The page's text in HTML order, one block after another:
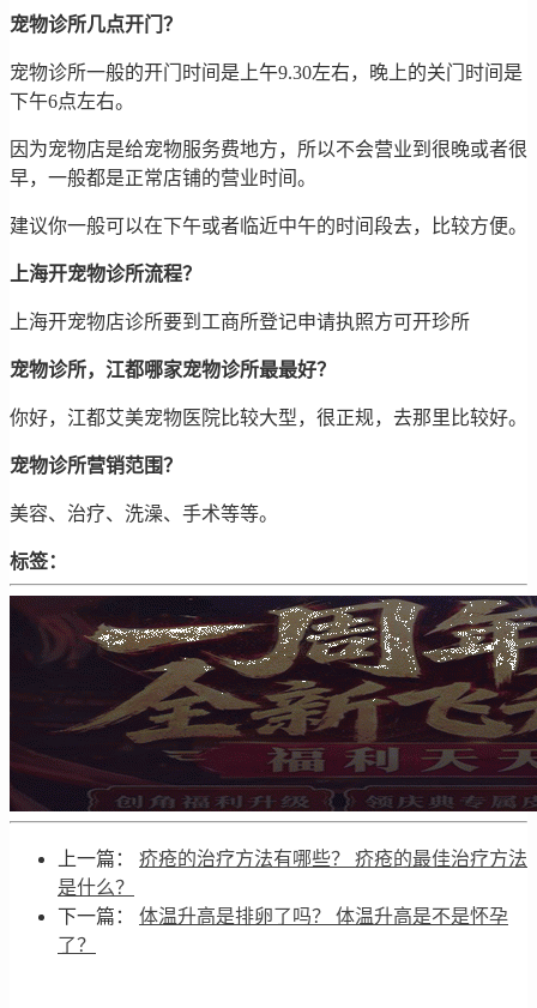
宠物诊所几点开门？
宠物诊所一般的开门时间是上午9.30左右，晚上的关门时间是
下午6点左右。
因为宠物店是给宠物服务费地方，所以不会营业到很晚或者很
早，一般都是正常店铺的营业时间。
建议你一般可以在下午或者临近中午的时间段去，比较方便。
上海开宠物诊所流程？
上海开宠物店诊所要到工商所登记申请执照方可开珍所
宠物诊所，江都哪家宠物诊所最最好？
你好，江都艾美宠物医院比较大型，很正规，去那里比较好。
宠物诊所营销范围？
美容、治疗、洗澡、手术等等。
标签：
上一篇： 疥疮的治疗方法有哪些？ 疥疮的最佳治疗方法
是什么？
下一篇： 体温升高是排卵了吗？ 体温升高是不是怀孕
了？